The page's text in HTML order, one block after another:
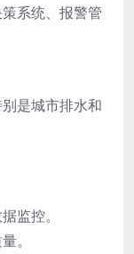
系统、报警管
是城市排水和
监控。
。